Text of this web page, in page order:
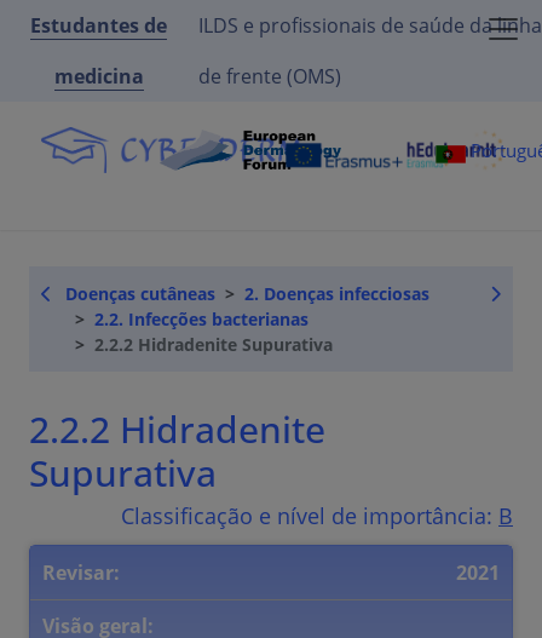
Estudantes de
medicina
ILDS e profissionais de saúde da linha
de frente (OMS)
Doenças cutâneas
2. Doenças infecciosas
2.2. Infecções bacterianas
2.2.2 Hidradenite Supurativa
2.2.2 Hidradenite
Supurativa
Classificação e nível de importância: B
Revisar:
2021
Visão geral: